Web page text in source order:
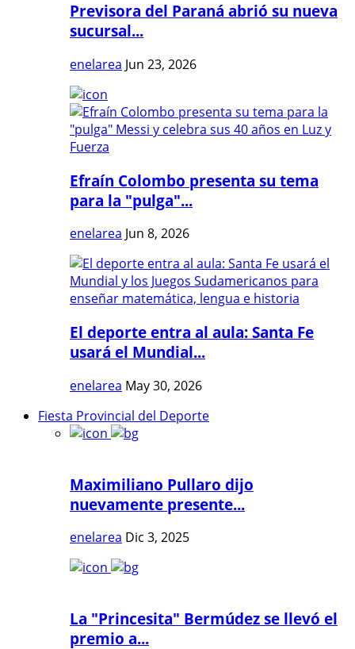
Previsora del Paraná abrió su nueva
sucursal...
enelarea Jun 23, 2026
Efraín Colombo presenta su tema
para la "pulga"...
enelarea Jun 8, 2026
El deporte entra al aula: Santa Fe
usará el Mundial...
enelarea May 30, 2026
Fiesta Provincial del Deporte
Maximiliano Pullaro dijo
nuevamente presente...
enelarea Dic 3, 2025
La "Princesita" Bermúdez se llevó el
premio a...